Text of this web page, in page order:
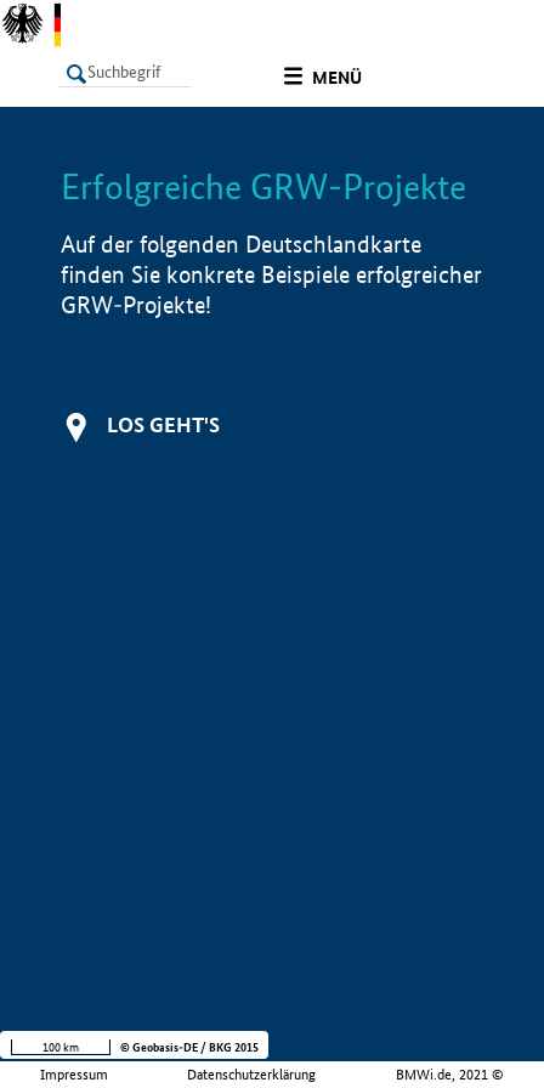
MENÜ
LISTE Info
Erfolgreiche GRW-Projekte
Auf der folgenden Deutschlandkarte
finden Sie konkrete Beispiele erfolgreicher
GRW-Projekte!
LOS GEHT'S
Impressum Datenschutzerklärung BMWi.de, 2021 ©
100 km © Geobasis-DE / BKG 2015